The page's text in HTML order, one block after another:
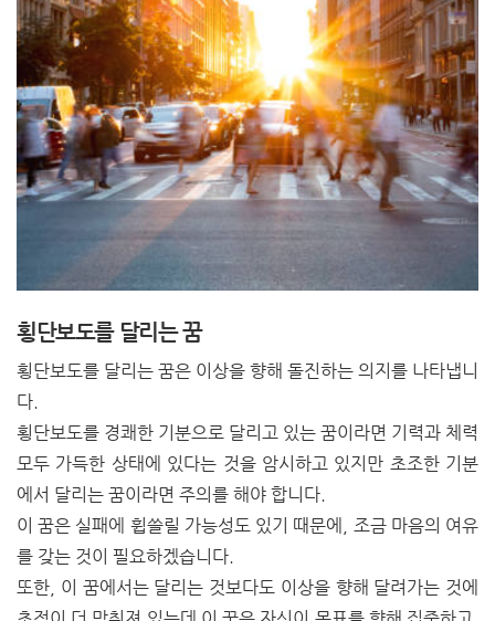
횡단보도를 달리는 꿈
횡단보도를 달리는 꿈은 이상을 향해 돌진하는 의지를 나타냅니
다.
횡단보도를 경쾌한 기분으로 달리고 있는 꿈이라면 기력과 체력
모두 가득한 상태에 있다는 것을 암시하고 있지만 초조한 기분
에서 달리는 꿈이라면 주의를 해야 합니다.
이 꿈은 실패에 휩쓸릴 가능성도 있기 때문에, 조금 마음의 여유
를 갖는 것이 필요하겠습니다.
또한, 이 꿈에서는 달리는 것보다도 이상을 향해 달려가는 것에